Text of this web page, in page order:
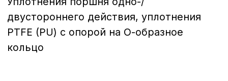
ПРЕИМУЩЕСТВА:
Низкий коэффициент трения, без
прерывистого скольжения, отличная